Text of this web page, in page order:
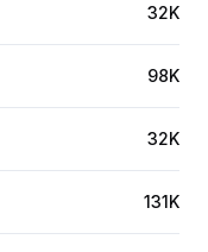
32K
98K
32K
131K